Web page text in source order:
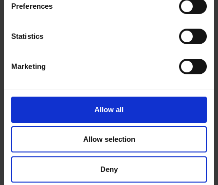
Preferences
Statistics
Marketing
Allow all
Allow selection
Deny
(519) 822-2082
Nous suivre
Heures d'ouverture
9:00 am - 6:30 pm